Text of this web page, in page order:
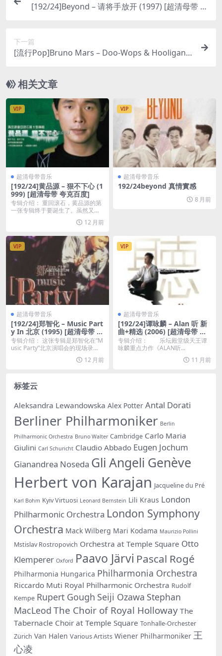
[192/24]Beyond – 请将手放开 (1997) [超清母带 夸
下一篇
[流行Pop]Bruno Mars – Doo-Wops & Hooligans
相关文章
VIP
超清母带音乐
[192/24]黄品源 – 狠不下心 (1
999) [超清母带 夸克百度]
专辑介绍： 重回滚石，黄品源的第
一张专辑终于要诞生了。虽然又当
12 月前
VIP
超清母带音乐
192/24beyond 真情實感
8 月前
VIP
超清母带音乐
[192/24]郑智化 – Music Part
y In 北京 (1995) [超清母带 夸
克百度]
专辑介绍： 这张专辑是郑智化在“M
usic Party”北京演唱会的现场录
12 月前
VIP
超清母带音乐
[192/24]谭咏麟 – Alan 听 新
曲+精选 (2006) [超清母带 百
度]
专辑介绍： 乐坛殿堂级天王谭
咏麟重点力作《ALAN听...
11 月前
标签云
Aleksandra Lewandowska Alex Potter Antal Dorati
Berliner Philharmoniker Berlin
Philharmonic Orchestra Bruno Walter Cambridge Carlo Maria
Giulini Carl Schuricht Claudio Abbado Eugen Jochum
Gianandrea Noseda Gli Angeli Genève
Herbert von Karajan Jacqueline du Pré
Karl Bohm Kyiv Virtuosi Leonard Bernstein Lili Kraus London
Philharmonic Orchestra London Symphony
Orchestra Mack Wilberg Mari Kodama Maurizio Pollini
Mstislav Rostropovich Orchestra at Temple Square Otto
Klemperer Oxford Paavo Järvi Pascal Rogé
Philharmonia Hungarica Philharmonia Orchestra
Riccardo Muti Royal Philharmonic Orchestra Rudolf
Kempe Rupert Gough Seiji Ozawa Stephan
MacLeod The Choir of Royal Holloway The
Tabernacle Choir at Temple Square Tonhalle-Orchester
Zürich Van Halen Various Artists Wiener Philharmoniker 王
心凌